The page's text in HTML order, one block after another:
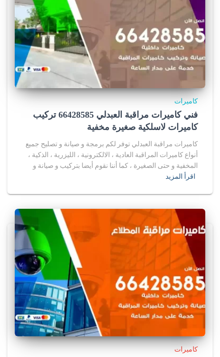
كاميرات
فني كاميرات مراقبة العبدلي 66428585 تركيب
كاميرات لاسلكية صغيرة مخفية
كاميرات مراقبة العبدلي توفر لكم برمجة و صيانة و تصليح جميع
أنواع كاميرات المراقبة العادية ، الالكترونية ، الليزرية ، الذكية ،
المخفية و حتى الصغيرة ، كما أننا نقوم أيضا بتركيب و صيانة و
اقرأ المزيد
كاميرات